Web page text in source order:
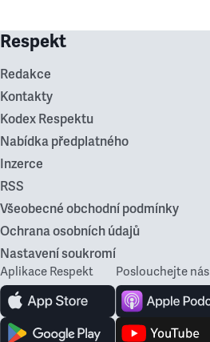
Respekt
Redakce
Kontakty
Kodex Respektu
Nabídka předplatného
Inzerce
RSS
Všeobecné obchodní podmínky
Ochrana osobních údajů
Nastavení soukromí
Aplikace Respekt Poslouchejte nás